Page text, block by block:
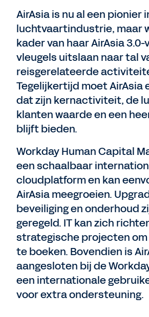
AirAsia is nu al een pionier
luchtvaartindustrie, maar
kader van haar AirAsia
vleugels uitslaan naar tal
reisgerelateerde
Tegelijkertijd moet AirAsia
dat zijn kernactiviteit, de
klanten waarde en een
blijft bieden.
Workday Human Capital
een schaalbaar
cloudplatform en kan
AirAsia meegroeien.
beveiliging en onderhoud
geregeld. IT kan zich
strategische projecten
te boeken. Bovendien is
aangesloten bij de
een internationale
voor extra ondersteuning.